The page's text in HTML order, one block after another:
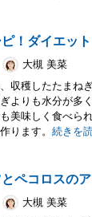
！ダイエッ
大槻 美菜
収穫したたまね
よりも水分が多
美味しく食べら
ります。 続きを
ペコロスの
大槻 美菜